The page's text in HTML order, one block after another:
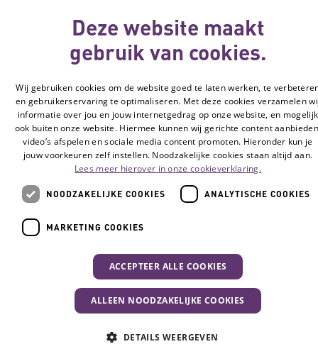
Deze website maakt
gebruik van cookies.
Wij gebruiken cookies om de website goed te laten werken, te
en gebruikerservaring te optimaliseren. Met deze cookies verzamelen
informatie over jou en jouw internetgedrag op onze website, en mogelijk
ook buiten onze website. Hiermee kunnen wij gerichte content
video’s afspelen en sociale media content promoten. Hieronder kun je
jouw voorkeuren zelf instellen. Noodzakelijke cookies staan altijd aan.
Lees meer hierover in onze cookieverklaring.
NOODZAKELIJKE COOKIES ANALYTISCHE COOKIES
MARKETING COOKIES
ACCEPTEER ALLE COOKIES
ALLEEN NOODZAKELIJKE COOKIES
DETAILS WEERGEVEN